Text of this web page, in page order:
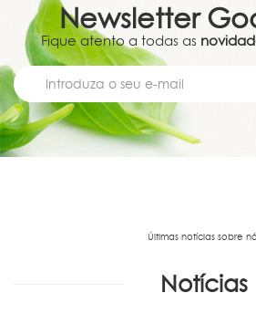
Newsletter
Fique atento a todas as
Últimas notícias sobre
Notícias